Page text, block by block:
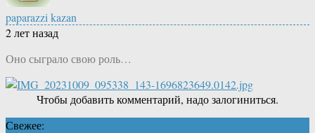
paparazzi kazan
2 лет назад
Оно сыграло свою роль…
Чтобы добавить комментарий, надо залогиниться.
Свежее: